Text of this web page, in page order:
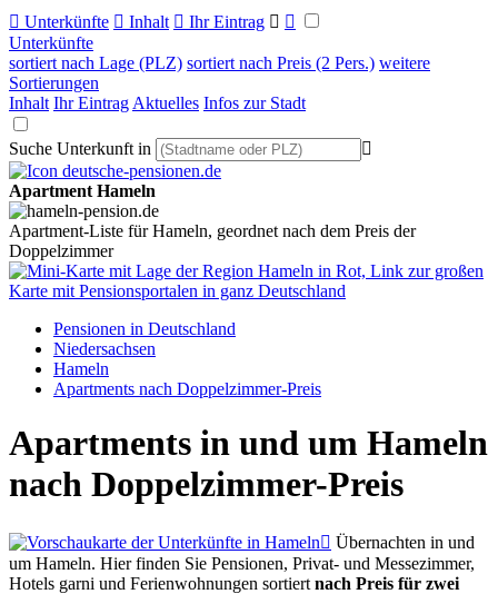
 Unterkünfte  Inhalt  Ihr Eintrag  
Unterkünfte
sortiert nach Lage (PLZ) sortiert nach Preis (2 Pers.) weitere
Sortierungen
Inhalt Ihr Eintrag Aktuelles Infos zur Stadt
Suche Unterkunft in 
Apartment Hameln
Apartment-Liste für Hameln, geordnet nach dem Preis der
Doppelzimmer
Pensionen in Deutschland
Niedersachsen
Hameln
Apartments nach Doppelzimmer-Preis
Apartments in und um Hameln
nach Doppelzimmer-Preis
 Übernachten in und
um Hameln. Hier finden Sie Pensionen, Privat- und Messezimmer,
Hotels garni und Ferienwohnungen sortiert nach Preis für zwei